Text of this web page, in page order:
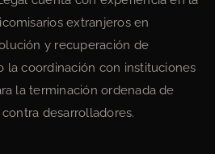
extranjeros en
y recuperación de
la coordinación con instituciones
la terminación ordenada de
desarrolladores.